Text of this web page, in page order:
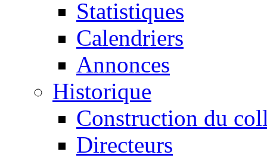
Statistiques
Calendriers
Annonces
Historique
Construction du
Directeurs